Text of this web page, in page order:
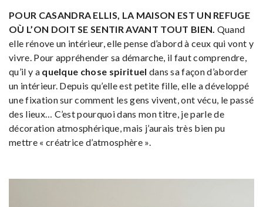
POUR CASANDRA ELLIS, LA MAISON EST UN REFUGE
OÙ L’ON DOIT SE SENTIR AVANT TOUT BIEN. Quand
elle rénove un intérieur, elle pense d’abord à ceux qui vont y
vivre. Pour appréhender sa démarche, il faut comprendre,
qu’il y a quelque chose spirituel dans sa façon d’aborder
un intérieur. Depuis qu’elle est petite fille, elle a développé
une fixation sur comment les gens vivent, ont vécu, le passé
des lieux… C’est pourquoi dans mon titre, je parle de
décoration atmosphérique, mais j’aurais très bien pu
mettre « créatrice d’atmosphère ».